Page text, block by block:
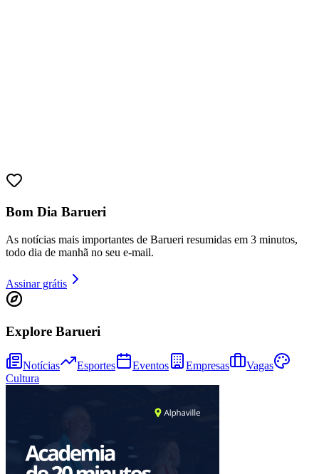
Bom Dia Barueri
As notícias mais importantes de Barueri resumidas em 3 minutos,
todo dia de manhã no seu e-mail.
Assinar grátis
Explore Barueri
Notícias Esportes Eventos Empresas
Vagas
Cultura